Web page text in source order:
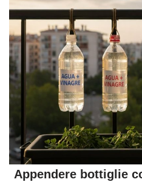
Appendere bottiglie